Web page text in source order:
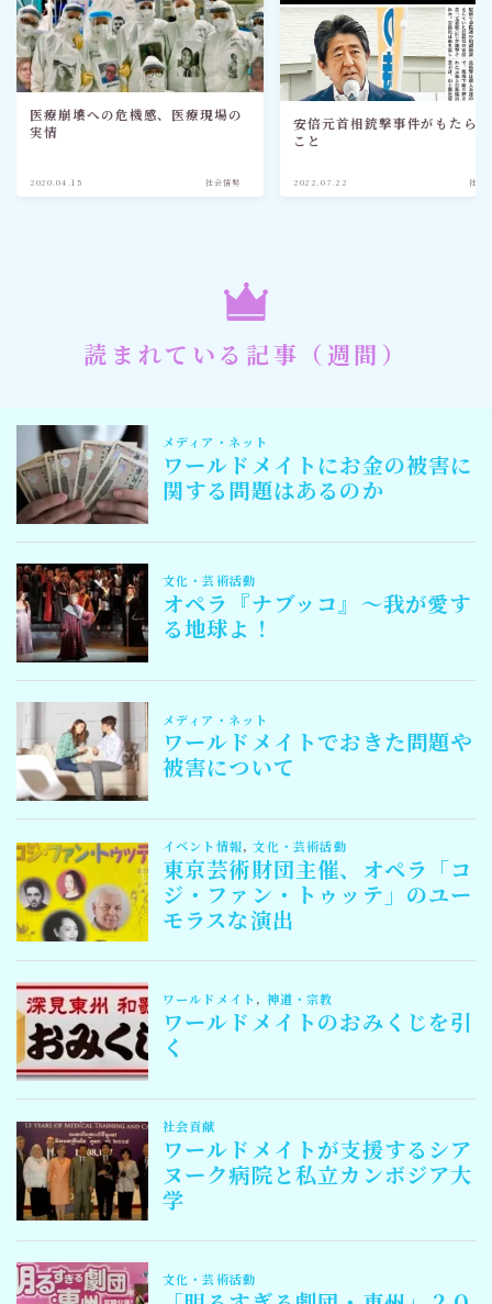
医療崩壊への危機感、医療現場の
実情
2020.04.15 社会情勢
安倍元首相銃撃事件がもたら
こと
2022.07.22 社会
読まれている記事（週間）